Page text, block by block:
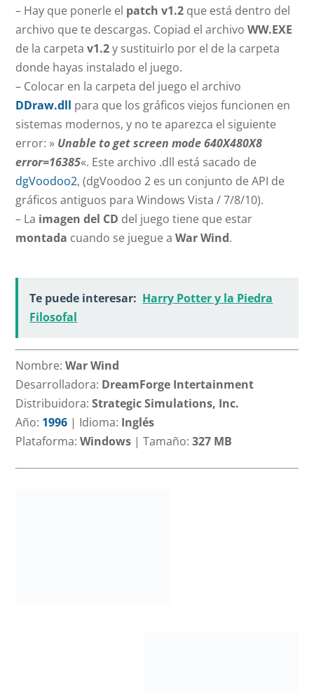
– Hay que ponerle el patch v1.2 que está dentro del
archivo que te descargas. Copiad el archivoWW.EXE
de la carpetav1.2y sustituirlo por el de la carpeta
donde hayas instalado el juego.
– Colocar en la carpeta del juego el archivo
DDraw.dll para que los gráficos viejos funcionen en
sistemas modernos, y no te aparezca el siguiente
error: » Unable to get screen mode 640X480X8
error=16385«. Este archivo .dll está sacado de
dgVoodoo2, (dgVoodoo 2 es un conjunto de API de
gráficos antiguos para Windows Vista / 7/8/10).
– La imagen del CD del juego tiene que estar
montada cuando se juegue aWar Wind.
Te puede interesar: Harry Potter y la Piedra
Filosofal
Nombre:War Wind
Desarrolladora: DreamForge Intertainment
Distribuidora:Strategic Simulations, Inc.
Año: 1996 | Idioma: Inglés
Plataforma:Windows |Tamaño:327 MB